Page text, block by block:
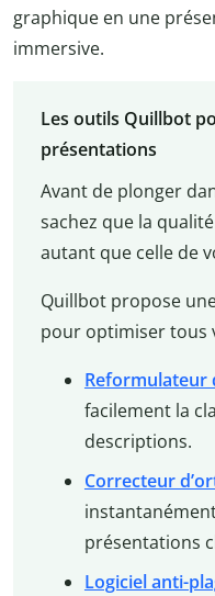
graphique en une
immersive.
Les outils Quillbot
présentations
Avant de plonger
sachez que la
autant que celle de
Quillbot propose
pour optimiser tous
Reformulateur
facilement la
descriptions.
Correcteur
présentations
Logiciel anti-